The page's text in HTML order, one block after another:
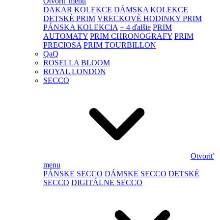
DAKAR KOLEKCE DÁMSKA KOLEKCE
DETSKÉ PRIM VRECKOVÉ HODINKY PRIM
PÁNSKA KOLEKCIA + 4 ďalšie PRIM
AUTOMATY PRIM CHRONOGRAFY PRIM
PRECIOSA PRIM TOURBILLON
QaQ
ROSELLA BLOOM
ROYAL LONDON
SECCO
Otvoriť
menu
PÁNSKE SECCO DÁMSKE SECCO DETSKÉ
SECCO DIGITÁLNE SECCO